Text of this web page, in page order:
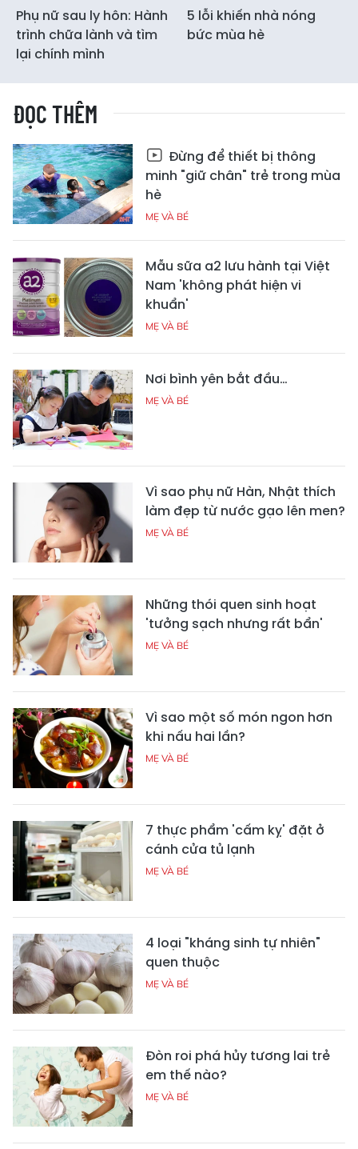
Phụ nữ sau ly hôn: Hành
trình chữa lành và tìm
lại chính mình
5 lỗi khiến nhà nóng
bức mùa hè
ĐỌC THÊM
Đừng để thiết bị thông
minh "giữ chân" trẻ trong mùa
hè
MẸ VÀ BÉ
Mẫu sữa a2 lưu hành tại Việt
Nam 'không phát hiện vi
khuẩn'
MẸ VÀ BÉ
Nơi bình yên bắt đầu…
MẸ VÀ BÉ
Vì sao phụ nữ Hàn, Nhật thích
làm đẹp từ nước gạo lên men?
MẸ VÀ BÉ
Những thói quen sinh hoạt
'tưởng sạch nhưng rất bẩn'
MẸ VÀ BÉ
Vì sao một số món ngon hơn
khi nấu hai lần?
MẸ VÀ BÉ
7 thực phẩm 'cấm kỵ' đặt ở
cánh cửa tủ lạnh
MẸ VÀ BÉ
4 loại "kháng sinh tự nhiên"
quen thuộc
MẸ VÀ BÉ
Đòn roi phá hủy tương lai trẻ
em thế nào?
MẸ VÀ BÉ